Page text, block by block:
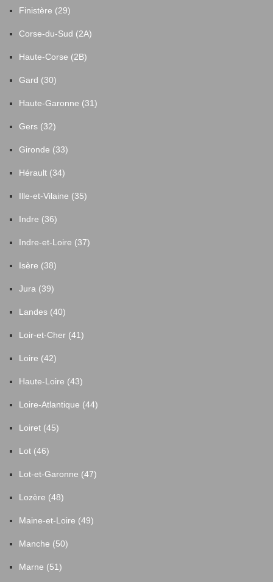
Finistère (29)
Corse-du-Sud (2A)
Haute-Corse (2B)
Gard (30)
Haute-Garonne (31)
Gers (32)
Gironde (33)
Hérault (34)
Ille-et-Vilaine (35)
Indre (36)
Indre-et-Loire (37)
Isère (38)
Jura (39)
Landes (40)
Loir-et-Cher (41)
Loire (42)
Haute-Loire (43)
Loire-Atlantique (44)
Loiret (45)
Lot (46)
Lot-et-Garonne (47)
Lozère (48)
Maine-et-Loire (49)
Manche (50)
Marne (51)